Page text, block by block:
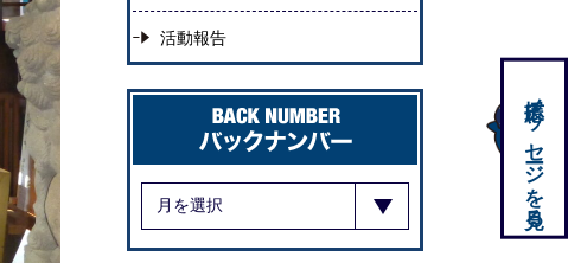
活動報告
応援メッセージを見る